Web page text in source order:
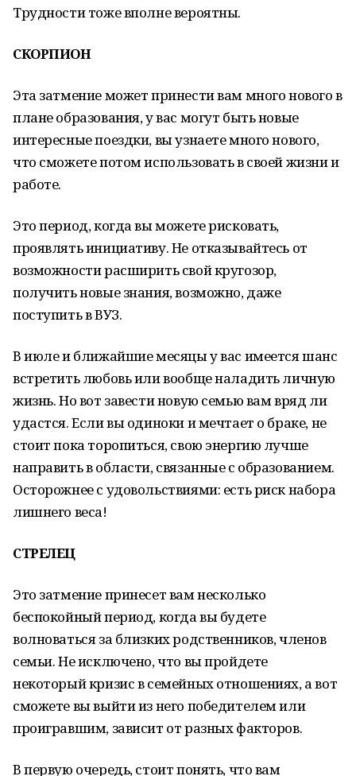
Трудности тоже вполне вероятны.
СКОРПИОН
Эта затмение может принести вам много нового в
плане образования, у вас могут быть новые
интересные поездки, вы узнаете много нового,
что сможете потом использовать в своей жизни и
работе.
Это период, когда вы можете рисковать,
проявлять инициативу. Не отказывайтесь от
возможности расширить свой кругозор,
получить новые знания, возможно, даже
поступить в ВУЗ.
В июле и ближайшие месяцы у вас имеется шанс
встретить любовь или вообще наладить личную
жизнь. Но вот завести новую семью вам вряд ли
удастся. Если вы одиноки и мечтает о браке, не
стоит пока торопиться, свою энергию лучше
направить в области, связанные с образованием.
Осторожнее с удовольствиями: есть риск набора
лишнего веса!
СТРЕЛЕЦ
Это затмение принесет вам несколько
беспокойный период, когда вы будете
волноваться за близких родственников, членов
семьи. Не исключено, что вы пройдете
некоторый кризис в семейных отношениях, а вот
сможете вы выйти из него победителем или
проигравшим, зависит от разных факторов.
В первую очередь, стоит понять, что вам